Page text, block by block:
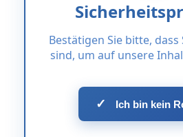
Bestätigen Sie bitte, dass
sind, um auf unsere
✓ Ich bin kein